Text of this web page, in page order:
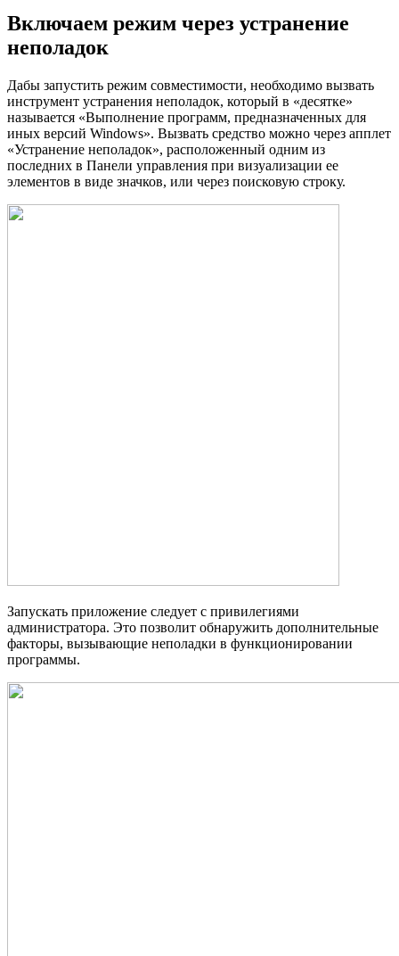
Включаем режим через устранение
неполадок
Дабы запустить режим совместимости, необходимо вызвать
инструмент устранения неполадок, который в «десятке»
называется «Выполнение программ, предназначенных для
иных версий Windows». Вызвать средство можно через апплет
«Устранение неполадок», расположенный одним из
последних в Панели управления при визуализации ее
элементов в виде значков, или через поисковую строку.
Запускать приложение следует с привилегиями
администратора. Это позволит обнаружить дополнительные
факторы, вызывающие неполадки в функционировании
программы.